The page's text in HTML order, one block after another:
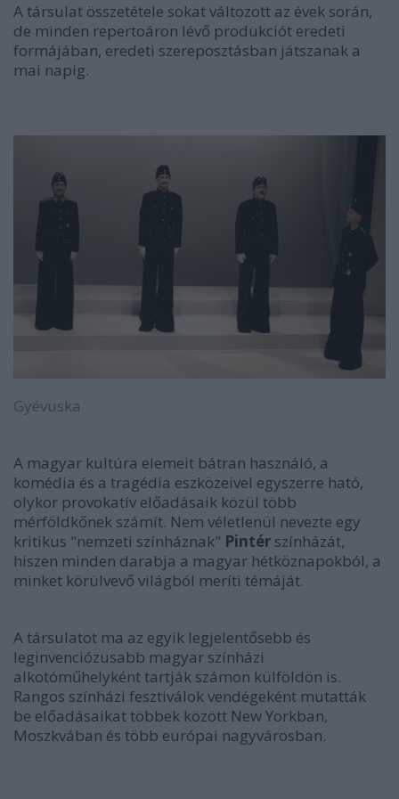
A társulat összetétele sokat változott az évek során,
de minden repertoáron lévő produkciót eredeti
formájában, eredeti szereposztásban játszanak a
mai napig.
Gyévuska
A magyar kultúra elemeit bátran használó, a
komédia és a tragédia eszközeivel egyszerre ható,
olykor provokatív előadásaik közül több
mérföldkőnek számít. Nem véletlenül nevezte egy
kritikus "nemzeti színháznak" Pintér színházát,
hiszen minden darabja a magyar hétköznapokból, a
minket körülvevő világból meríti témáját.
A társulatot ma az egyik legjelentősebb és
leginvenciózusabb magyar színházi
alkotóműhelyként tartják számon külföldön is.
Rangos színházi fesztiválok vendégeként mutatták
be előadásaikat többek között New Yorkban,
Moszkvában és több európai nagyvárosban.